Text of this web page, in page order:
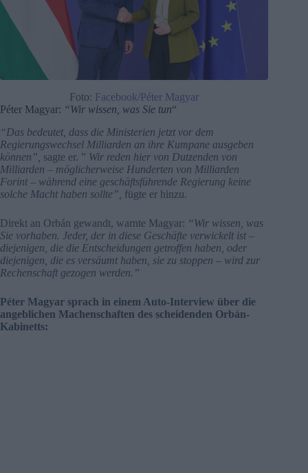
Foto: Facebook/Péter Magyar
Péter Magyar: “Wir wissen, was Sie tun“
“Das bedeutet, dass die Ministerien jetzt vor dem
Regierungswechsel Milliarden an ihre Kumpane ausgeben
können”, sagte er. ” Wir reden hier von Dutzenden von
Milliarden – möglicherweise Hunderten von Milliarden
Forint – während eine geschäftsführende Regierung keine
solche Macht haben sollte”, fügte er hinzu.
Direkt an Orbán gewandt, warnte Magyar: “Wir wissen, was
Sie vorhaben. Jeder, der in diese Geschäfte verwickelt ist –
diejenigen, die die Entscheidungen getroffen haben, oder
diejenigen, die es versäumt haben, sie zu stoppen – wird zur
Rechenschaft gezogen werden.”
Péter Magyar sprach in einem Auto-Interview über die
angeblichen Machenschaften des scheidenden Orbán-
Kabinetts: